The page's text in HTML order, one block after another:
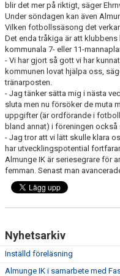
blir det mer på riktigt, säger
Under söndagen kan även
Vilken fotbollssäsong det
Det enda tråkiga är att
kommunala 7- eller 11-
- Vi har gjort så gott vi har
kommunen lovat hjälpa oss,
tränarposten.
- Jag tänker sätta mig i nästa
sluta men nu försöker de muta
uppgifter (är ordförande i
bland annat) i föreningen också
- Jag tror att vi lätt skulle klara
har utvecklingspotential
Almunge IK är seriesegrare för
femman. Senast man
Nyhetsarkiv
Inställd föreläsning
Almunge IK i samarbete med